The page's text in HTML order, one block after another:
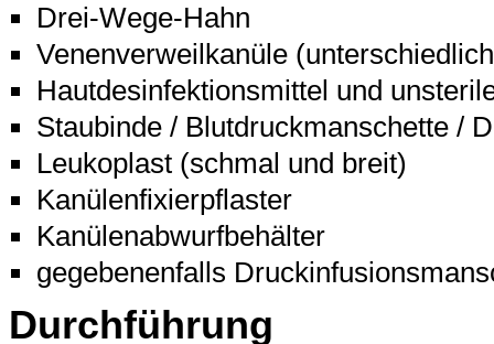
Drei-Wege-Hahn
Venenverweilkanüle
Hautdesinfektionsmittel und
Staubinde / Blutdruckmanschette /
Leukoplast (schmal und breit)
Kanülenfixierpflaster
Kanülenabwurfbehälter
gegebenenfalls
Durchführung